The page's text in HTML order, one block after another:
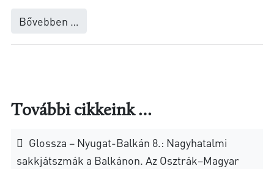
Bővebben …
További cikkeink …
Glossza – Nyugat-Balkán 8.: Nagyhatalmi
sakkjátszmák a Balkánon. Az Osztrák–Magyar